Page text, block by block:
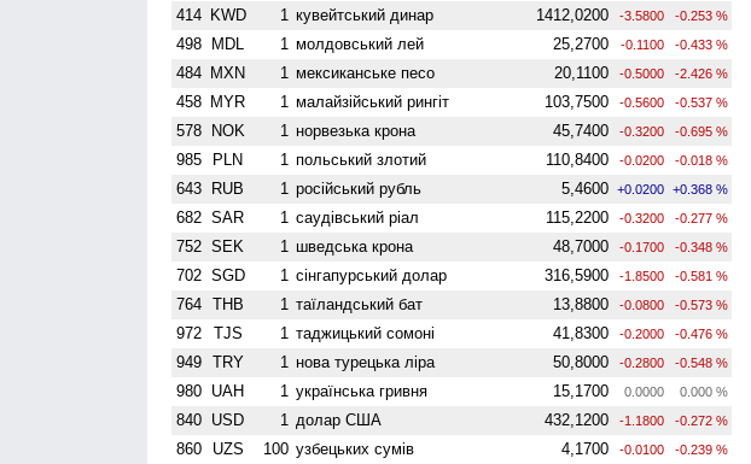
414 KWD 1 кувейтський динар 1412,0200 -3.5800 -0.253 %
498 MDL 1 молдовський лей 25,2700 -0.1100 -0.433 %
484 MXN 1 мексиканське песо 20,1100 -0.5000 -2.426 %
458 MYR 1 малайзійський рингіт 103,7500 -0.5600 -0.537 %
578 NOK 1 норвезька крона 45,7400 -0.3200 -0.695 %
985 PLN 1 польський злотий 110,8400 -0.0200 -0.018 %
643 RUB 1 російський рубль 5,4600 +0.0200 +0.368 %
682 SAR 1 саудівський ріал 115,2200 -0.3200 -0.277 %
752 SEK 1 шведська крона 48,7000 -0.1700 -0.348 %
702 SGD 1 сінгапурський долар 316,5900 -1.8500 -0.581 %
764 THB 1 таїландський бат 13,8800 -0.0800 -0.573 %
972 TJS 1 таджицький сомоні 41,8300 -0.2000 -0.476 %
949 TRY 1 нова турецька ліра 50,8000 -0.2800 -0.548 %
980 UAH 1 українська гривня 15,1700 0.0000 0.000 %
840 USD 1 долар США 432,1200 -1.1800 -0.272 %
860 UZS 100 узбецьких сумів 4,1700 -0.0100 -0.239 %